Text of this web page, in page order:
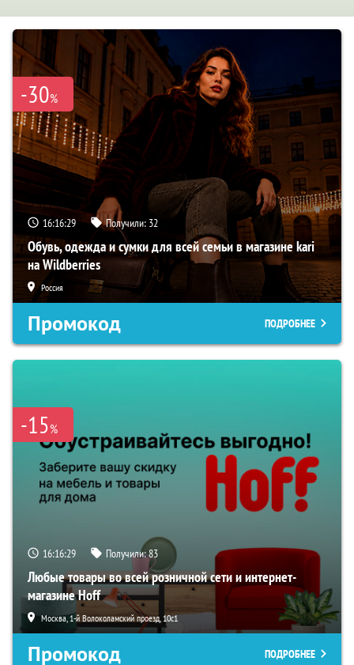
-30%
16:16:29 Получили: 32
Обувь, одежда и сумки для всей семьи в магазине kari
на Wildberries
Россия
Промокод ПОДРОБНЕЕ
-15%
16:16:29 Получили:83
Любые товары во всей розничной сети и интернет-
магазине Hoff
Москва, 1-й Волоколамский проезд, 10с1
Промокод ПОДРОБНЕЕ